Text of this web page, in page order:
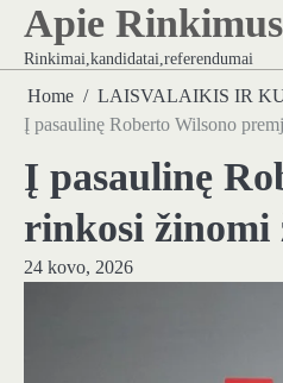
Skip
content
Apie
Rinkimai,kandidatai,referendumai
Home
LAISVALAIKIS IR
Į pasaulinę Roberto Wilsono
Į pasaulinę
rinkosi žinomi
24 kovo, 2026